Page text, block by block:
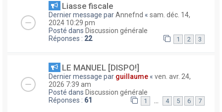
Liasse fiscale
Dernier message parAnnefnd « sam. déc. 14,
2024 10:29 pm
Posté dans Discussion générale
Réponses : 22 1 2 3
LE MANUEL [DISPO!]
Dernier message par guillaume « ven. avr. 24,
2026 7:39 am
Posté dans Discussion générale
Réponses : 61 1 … 4 5 6 7